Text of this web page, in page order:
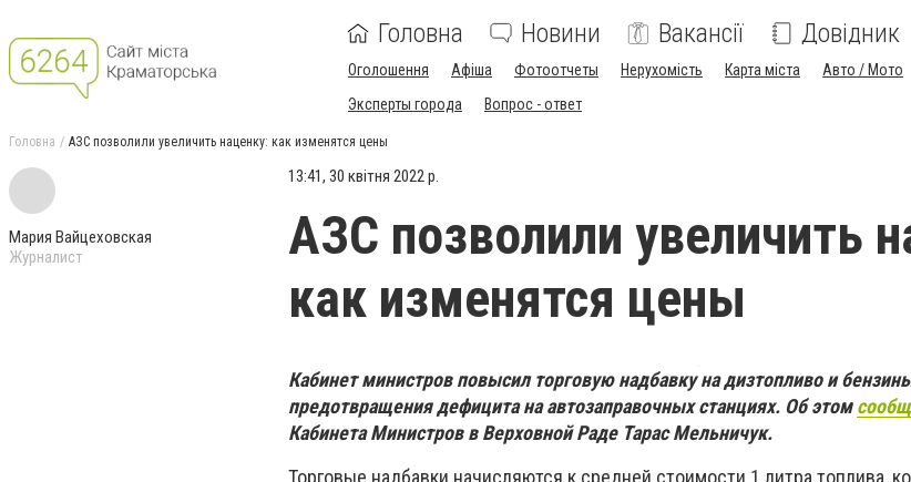
Головна Новини Вакансії Довідник
Оголошення Афіша Фотоотчеты Нерухомість Карта міста Авто / Мото
Эксперты города
Вопрос - ответ
Головна АЗС позволили увеличить наценку: как изменятся цены
Мария Вайцеховская
Журналист
13:41, 30 квітня 2022 р.
АЗС позволили увеличить
как изменятся цены
Кабинет министров повысил торговую надбавку на дизтопливо и
предотвращения дефицита на автозаправочных станциях. Об этом
Кабинета Министров в Верховной Раде Тарас Мельничук.
Торговые надбавки начисляются к средней стоимости 1 литра топлива,